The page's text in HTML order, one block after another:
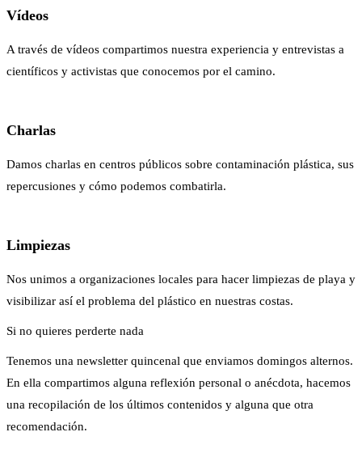
Vídeos
A través de vídeos compartimos nuestra experiencia y entrevistas a
científicos y activistas que conocemos por el camino.
Charlas
Damos charlas en centros públicos sobre contaminación plástica, sus
repercusiones y cómo podemos combatirla.
Limpiezas
Nos unimos a organizaciones locales para hacer limpiezas de playa y
visibilizar así el problema del plástico en nuestras costas.
Si no quieres perderte nada
Tenemos una newsletter quincenal que enviamos domingos alternos.
En ella compartimos alguna reflexión personal o anécdota, hacemos
una recopilación de los últimos contenidos y alguna que otra
recomendación.